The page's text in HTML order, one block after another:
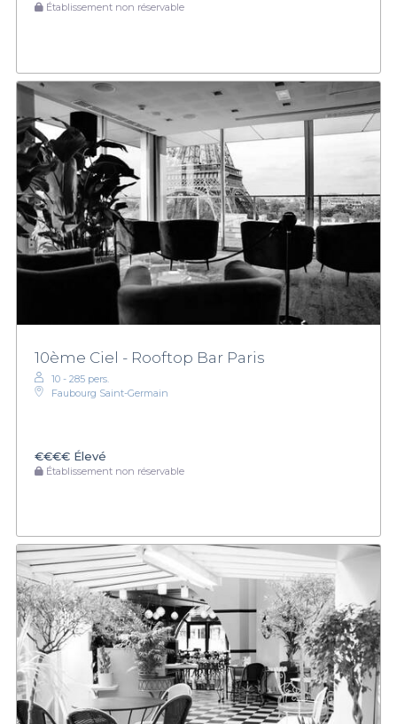
Établissement non réservable
10ème Ciel - Rooftop Bar Paris
10 - 285 pers.
Faubourg Saint-Germain
€€€€ Élevé
Établissement non réservable